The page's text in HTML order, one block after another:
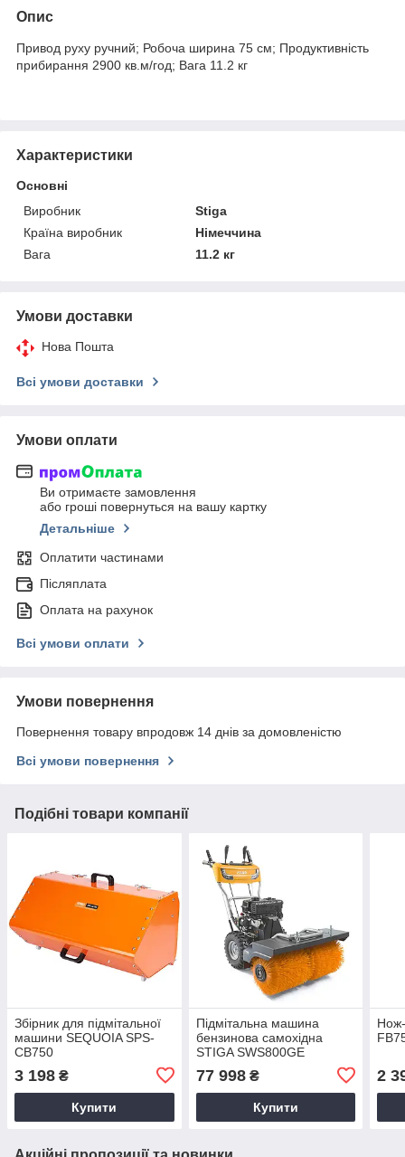
Опис
Привод руху ручний; Робоча ширина 75 см; Продуктивність
прибирання 2900 кв.м/год; Вага 11.2 кг
Характеристики
Основні
Виробник
Stiga
Країна виробник
Німеччина
Вага
11.2 кг
Умови доставки
Нова Пошта
Всі умови доставки
Умови оплати
Ви отримаєте замовлення
або гроші повернуться на вашу картку
Детальніше
Оплатити частинами
Післяплата
Оплата на рахунок
Всі умови оплати
Умови повернення
Повернення товару впродовж 14 днів за домовленістю
Всі умови повернення
Подібні товари компанії
Збірник для підмітальної
машини SEQUOIA SPS-
CB750
3 198 ₴
Купити
Підмітальна машина
бензинова самохідна
STIGA SWS800GE
77 998₴
Купити
2